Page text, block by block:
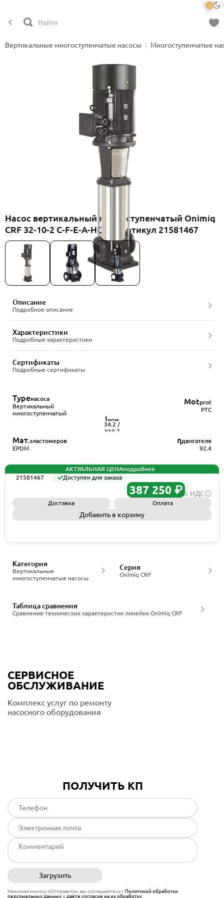
Вертикальные многоступенчатые насосы Многоступенчатые
Насос вертикальный многоступенчатый Onimiq
CRF 32-10-2 C-F-E-A-HQQE, артикул 21581467
Описание
Подробное описание
Характеристики
Подробные характеристики
Сертификаты
Подробные сертификаты
Typeнасоса
Вертикальный
многоступенчатый
Motprot
PTC
Мат.эластомеров
EPDM
ηдвигателя
92.4
Iном
34.2 /
Y19.7
АКТУАЛЬНАЯ ЦЕНАподробнее
21581467
Доступен для заказа
387 250 ₽ с НДС
Доставка Оплата
Добавить в корзину
Вертикальные
многоступенчатые насосы
Категория
Onimiq CRF
Серия
Сравнение технических характеристик линейки Onimiq CRF
Таблица сравнения
СЕРВИСНОЕ
ОБСЛУЖИВАНИЕ
Комплекс услуг по ремонту
насосного оборудования
ПОЛУЧИТЬ КП
Загрузить
Нажимая кнопку «Отправить», вы соглашаетесь сПолитикой обработки
персональных данныхи даёте согласие на их обработку